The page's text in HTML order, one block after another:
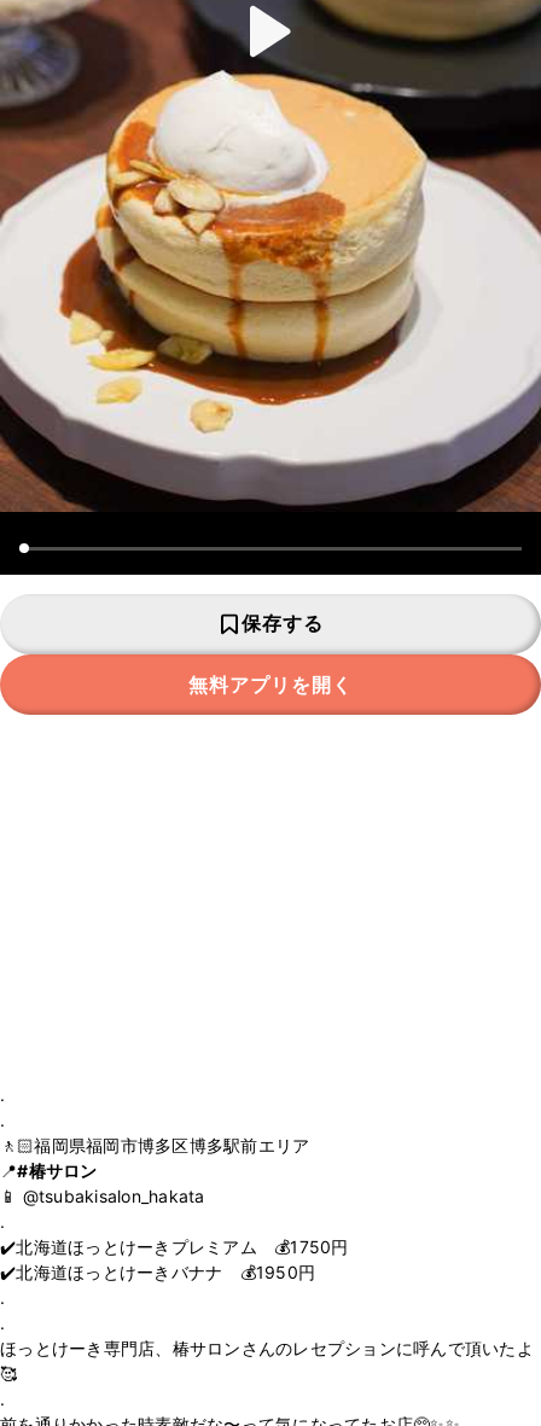
保存する
無料アプリを開く
.
.
🚶🏻福岡県福岡市博多区博多駅前エリア
📍#椿サロン
📱 @tsubakisalon_hakata
.
✔️北海道ほっとけーきプレミアム 💰1750円
✔️北海道ほっとけーきバナナ 💰1950円
.
.
ほっとけーき専門店、椿サロンさんのレセプションに呼んで頂いたよ
🥰
.